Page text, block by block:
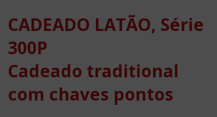
CADEADO LATÃO, Série
300P
Cadeado traditional
com chaves pontos